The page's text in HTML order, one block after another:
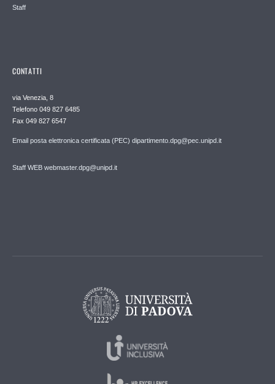
Staff
CONTATTI
via Venezia, 8
Telefono 049 827 6485
Fax 049 827 6547
Email posta elettronica certificata (PEC) dipartimento.dpg@pec.unipd.it
Staff WEB webmaster.dpg@unipd.it